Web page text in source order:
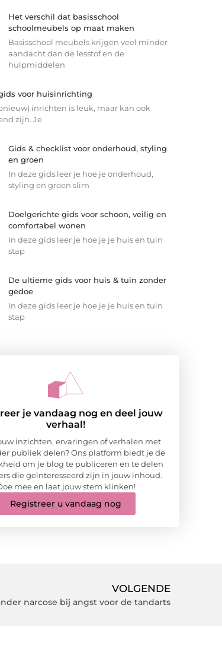
Het verschil dat basisschool
schoolmeubels op maat maken
Basisschool meubels krijgen veel minder
aandacht dan de lesstof en de
hulpmiddelen
voor huisinrichting
inrichten is leuk, maar kan ook
zijn. Je
Gids & checklist voor onderhoud, styling
en groen
In deze gids leer je hoe je onderhoud,
styling en groen slim
Doelgerichte gids voor schoon, veilig en
comfortabel wonen
In deze gids leer je hoe je je huis en tuin
stap
De ultieme gids voor huis & tuin zonder
gedoe
In deze gids leer je hoe je je huis en tuin
stap
je vandaag nog en deel jouw
verhaal!
inzichten, ervaringen of verhalen met
publiek delen? Ons platform biedt je de
om je blog te publiceren en te delen
die geïnteresseerd zijn in jouw inhoud.
mee en laat jouw stem klinken!
Registreer u vandaag nog
VOLGENDE
narcose bij angst voor de tandarts